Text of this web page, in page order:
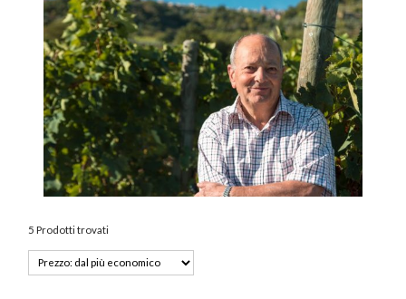
5 Prodotti trovati